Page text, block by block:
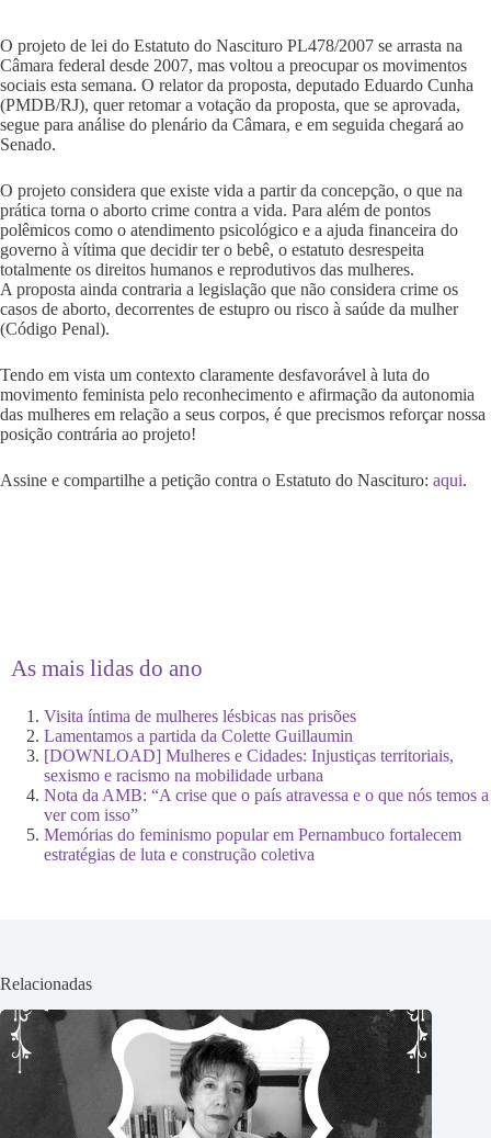
O projeto de lei do Estatuto do Nascituro PL478/2007 se arrasta na
Câmara federal desde 2007, mas voltou a preocupar os movimentos
sociais esta semana. O relator da proposta, deputado Eduardo Cunha
(PMDB/RJ), quer retomar a votação da proposta, que se aprovada,
segue para análise do plenário da Câmara, e em seguida chegará ao
Senado.
O projeto considera que existe vida a partir da concepção, o que na
prática torna o aborto crime contra a vida. Para além de pontos
polêmicos como o atendimento psicológico e a ajuda financeira do
governo à vítima que decidir ter o bebê, o estatuto desrespeita
totalmente os direitos humanos e reprodutivos das mulheres.
A proposta ainda contraria a legislação que não considera crime os
casos de aborto, decorrentes de estupro ou risco à saúde da mulher
(Código Penal).
Tendo em vista um contexto claramente desfavorável à luta do
movimento feminista pelo reconhecimento e afirmação da autonomia
das mulheres em relação a seus corpos, é que precismos reforçar nossa
posição contrária ao projeto!
Assine e compartilhe a petição contra o Estatuto do Nascituro: aqui.
As mais lidas do ano
Visita íntima de mulheres lésbicas nas prisões
Lamentamos a partida da Colette Guillaumin
[DOWNLOAD] Mulheres e Cidades: Injustiças territoriais,
sexismo e racismo na mobilidade urbana
Nota da AMB: “A crise que o país atravessa e o que nós temos a
ver com isso”
Memórias do feminismo popular em Pernambuco fortalecem
estratégias de luta e construção coletiva
Relacionadas